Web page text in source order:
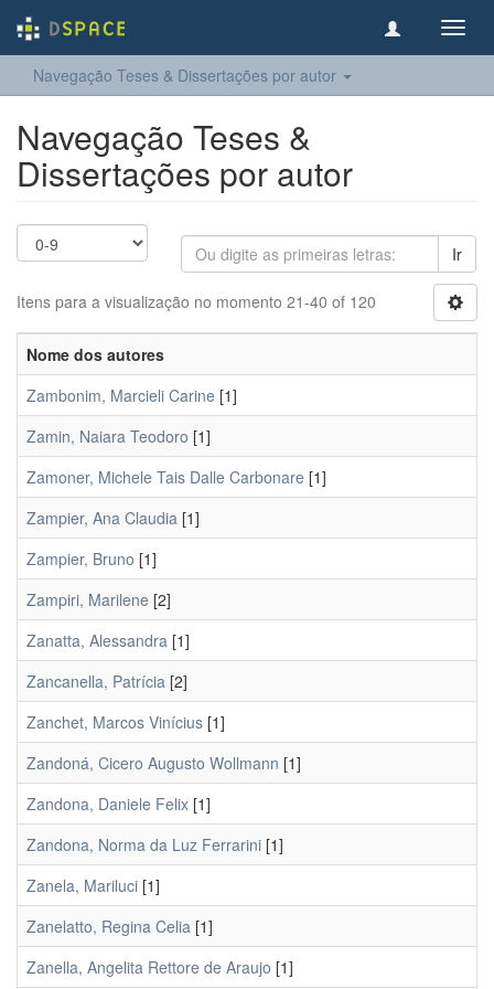
Navegação Teses & Dissertações por autor
Navegação Teses &
Dissertações por autor
Ir
Itens para a visualização no momento 21-40 of 120
Nome dos autores
Zambonim, Marcieli Carine [1]
Zamin, Naiara Teodoro [1]
Zamoner, Michele Tais Dalle Carbonare [1]
Zampier, Ana Claudia [1]
Zampier, Bruno [1]
Zampiri, Marilene [2]
Zanatta, Alessandra [1]
Zancanella, Patrícia [2]
Zanchet, Marcos Vinícius [1]
Zandoná, Cicero Augusto Wollmann [1]
Zandona, Daniele Felix [1]
Zandona, Norma da Luz Ferrarini [1]
Zanela, Mariluci [1]
Zanelatto, Regina Celia [1]
Zanella, Angelita Rettore de Araujo [1]